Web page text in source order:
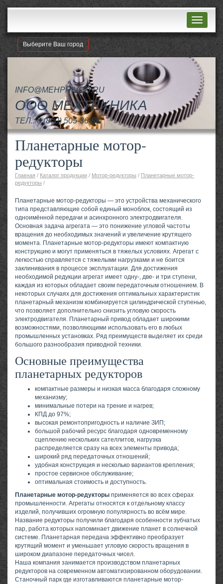
Выберите Ваш город
INFO@MEHPRIVOD.RU
ООО МЕХТЕХНИКА
ТЕЛ.:8 (800) 505-36-88
Планетарные мотор-
редукторы
Главная / Каталог продукции / Мотор-редукторы / Планетарные мотор-
редукторы /
Планетарные мотор-редукторы — это устройства механического
типа представляющие собой единый моноблок, состоящий из
одноимённой передачи и асинхронного электродвигателя.
Основная задача агрегата — это понижение угловой частоты
вращения до необходимых значений и увеличение крутящего
момента. Планетарные мотор-редукторы имеют компактную
конструкцию и могут применяться в тяжелых условиях. Агрегат с
легкостью справляется с тяжелыми нагрузками и не боится
заклинивания в процессе эксплуатации. Для достижения
необходимой редукции агрегат имеет одну-, две- и три ступени,
каждая из которых обладает своим передаточным отношением. В
некоторых случаях для достижения оптимальных характеристик
планетарный механизм комбинируется цилиндрической ступенью,
что позволяет дополнительно снизить угловую скорость
электродвигателя. Планетарный привод обладает широкими
возможностями, позволяющими использовать его в любых
промышленных установках. Ряд преимуществ выделяет их среди
большого разнообразия приводной техники.
Основные преимущества
планетарных редукторов
компактные размеры и низкая масса благодаря сложному
механизму;
минимальные потери на трение и нагрев;
КПД до 97%;
высокая ремонтопригодность и наличие ЗИП;
большой рабочий ресурс благодаря одновременному
сцеплению нескольких сателлитов, нагрузка
распределяется сразу на всех элементы привода;
широкий ряд передаточных отношений;
удобная конструкция и несколько вариантов крепления;
простое сервисное обслуживание;
оптимальная стоимость и доступность.
Планетарные мотор-редукторы применяется во всех сферах
промышленности. Агрегаты относятся к отдельному классу
изделий, получивших огромную популярность во всём мире.
Название редукторы получили благодаря особенности зубчатых
пар, работа которых напоминает движение планет в солнечной
системе. Планетарная передача эффективно преобразует
крутящий момент и уменьшает угловую скорость вращения в
широком диапазоне передаточных чисел.
Наша компания занимается производством планетарных
редукторов на современном автоматизированном оборудовании.
Станочный парк где изготавливаются планетарные мотор-